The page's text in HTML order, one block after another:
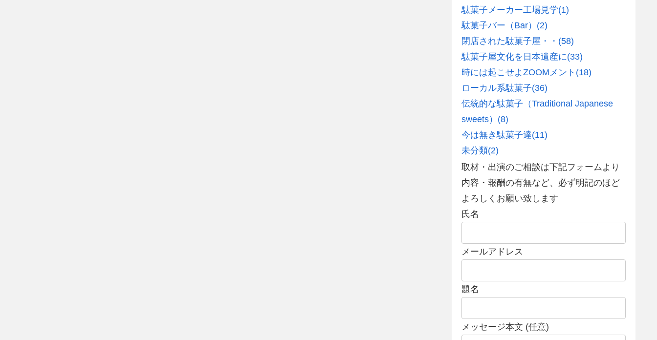
駄菓子メーカー工場見学(1)
駄菓子バー（Bar） (2)
閉店された駄菓子屋・・ (58)
駄菓子屋文化を日本遺産に(33)
時には起こせよZOOMメント (18)
ローカル系駄菓子(36)
伝統的な駄菓子（Traditional Japanese
sweets） (8)
今は無き駄菓子達(11)
未分類(2)
取材・出演のご相談は下記フォームより
内容・報酬の有無など、必ず明記のほど
よろしくお願い致します
氏名
メールアドレス
題名
メッセージ本文 (任意)